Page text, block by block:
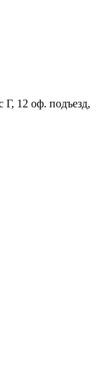
12 оф. подъезд,